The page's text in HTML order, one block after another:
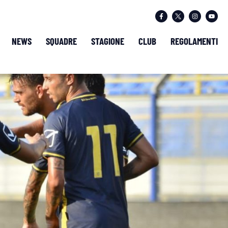
NEWS SQUADRE STAGIONE CLUB REGOLAMENTI